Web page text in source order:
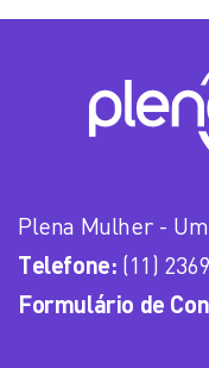
Plena Mulher -
Telefone: (11)
Formulário de